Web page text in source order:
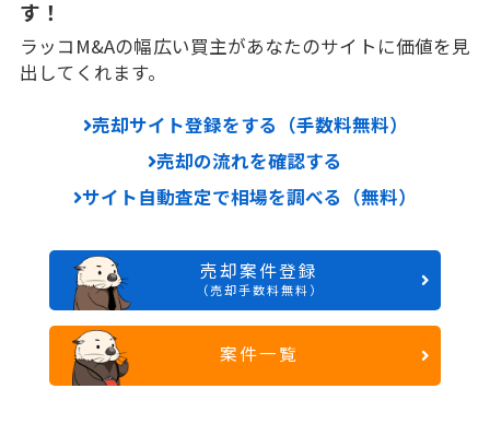
す！
ラッコM&Aの幅広い買主があなたのサイトに価値を見
出してくれます。
売却サイト登録をする（手数料無料）
売却の流れを確認する
サイト自動査定で相場を調べる（無料）
売却案件登録
（売却手数料無料）
案件一覧